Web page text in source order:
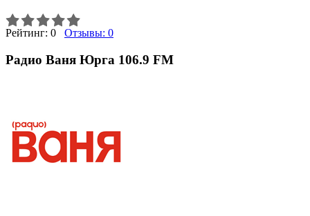
Рейтинг: 0 Отзывы: 0
Радио Ваня Юрга 106.9 FM